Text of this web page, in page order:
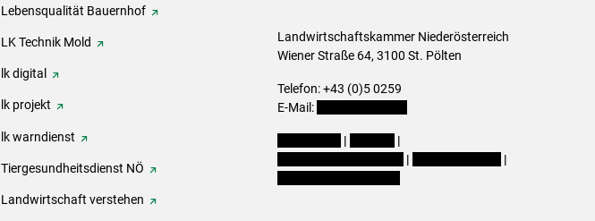
Lebensqualität Bauernhof
LK Technik Mold
lk digital
lk projekt
lk warndienst
Tiergesundheitsdienst NÖ
Landwirtschaft verstehen
Landwirtschaftskammer Niederösterreich
Wiener Straße 64, 3100 St. Pölten
Telefon: +43 (0)5 0259
E-Mail:
|
|
|
|